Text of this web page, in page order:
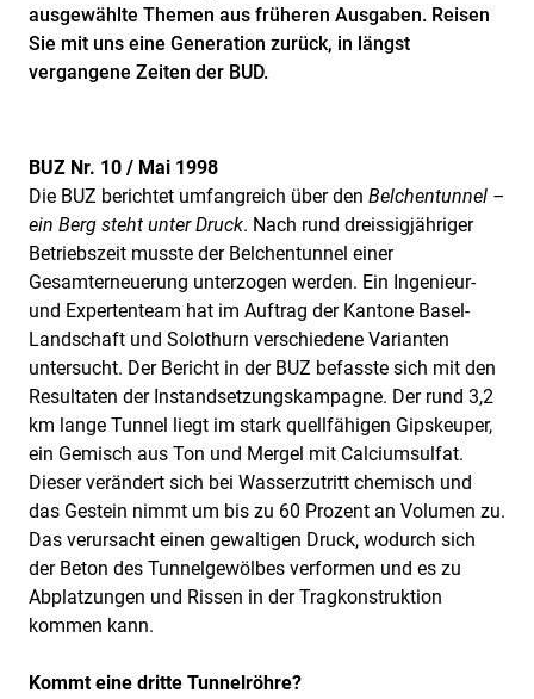
ausgewählte Themen aus früheren Ausgaben. Reisen
Sie mit uns eine Generation zurück, in längst
vergangene Zeiten der BUD.
BUZ Nr. 10 / Mai 1998
Die BUZ berichtet umfangreich über den Belchentunnel –
ein Berg steht unter Druck. Nach rund dreissigjähriger
Betriebszeit musste der Belchentunnel einer
Gesamterneuerung unterzogen werden. Ein Ingenieur-
und Expertenteam hat im Auftrag der Kantone Basel-
Landschaft und Solothurn verschiedene Varianten
untersucht. Der Bericht in der BUZ befasste sich mit den
Resultaten der Instandsetzungskampagne. Der rund 3,2
km lange Tunnel liegt im stark quellfähigen Gipskeuper,
ein Gemisch aus Ton und Mergel mit Calciumsulfat.
Dieser verändert sich bei Wasserzutritt chemisch und
das Gestein nimmt um bis zu 60 Prozent an Volumen zu.
Das verursacht einen gewaltigen Druck, wodurch sich
der Beton des Tunnelgewölbes verformen und es zu
Abplatzungen und Rissen in der Tragkonstruktion
kommen kann.
Kommt eine dritte Tunnelröhre?